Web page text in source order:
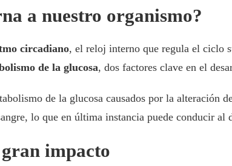
a nuestro organismo?
circadiano, el reloj interno que regula el ciclo
de la glucosa, dos factores clave en el
de la glucosa causados por la alteración
lo que en última instancia puede conducir
impacto